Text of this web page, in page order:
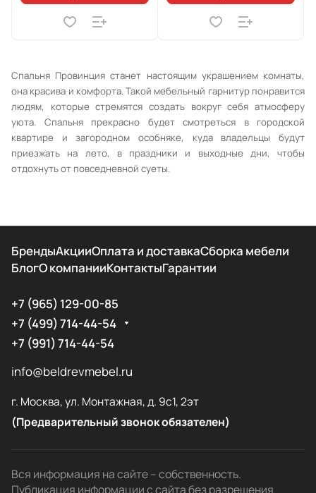
Спальня Провинция станет настоящим украшением комнаты,
она красива и комфорта. Такой мебельный гарнитур понравится
людям, которые стремятся создать вокруг себя атмосферу
уюта. Спальня прекрасно будет смотреться в городской
квартире и загородном особняке, куда владельцы будут
приезжать на лето, в праздники и выходные дни, чтобы
отдохнуть от повседневной суеты.
БрендыАкцииОплата и доставкаСборка мебели
БлогО компанииКонтактыГарантии
+7 (965) 129-00-85
+7 (499) 714-44-54
+7 (991) 714-44-54
info@beldrevmebel.ru
г. Москва, ул. Монтажная, д. 9с1, 2эт
(Предварительный звонок обязателен)
Вся информация на сайте – собственность.
Публикация информации с сайта без разрешения